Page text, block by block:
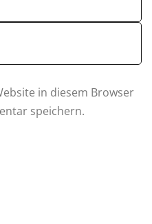
in diesem Browser
speichern.